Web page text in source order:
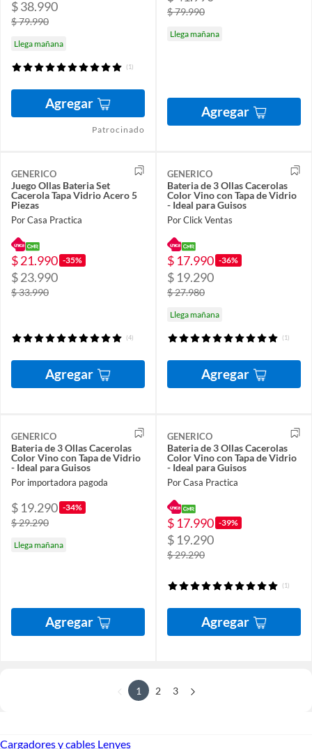
$ 38.990
$ 79.990
Llega mañana
(1)
Agregar
Patrocinado
$ 79.990
Llega mañana
Agregar
GENERICO
Juego Ollas Bateria Set
Cacerola Tapa Vidrio Acero 5
Piezas
Por Casa Practica
$ 21.990 -35%
$ 23.990
$ 33.990
(4)
Agregar
GENERICO
Bateria de 3 Ollas Cacerolas
Color Vino con Tapa de Vidrio
- Ideal para Guisos
Por Click Ventas
$ 17.990 -36%
$ 19.290
$ 27.980
Llega mañana
(1)
Agregar
GENERICO
Bateria de 3 Ollas Cacerolas
Color Vino con Tapa de Vidrio
- Ideal para Guisos
Por importadora pagoda
$ 19.290 -34%
$ 29.290
Llega mañana
Agregar
GENERICO
Bateria de 3 Ollas Cacerolas
Color Vino con Tapa de Vidrio
- Ideal para Guisos
Por Casa Practica
$ 17.990 -39%
$ 19.290
$ 29.290
(1)
Agregar
1 2 3
Cargadores y cables Lenyes